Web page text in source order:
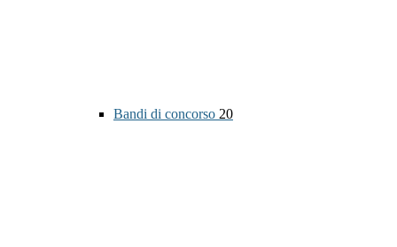
Bandi di concorso 20